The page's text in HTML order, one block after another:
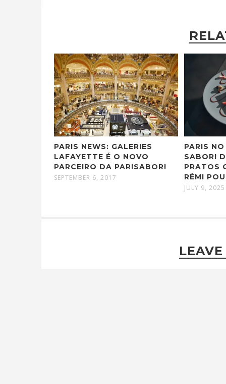
PARIS NEWS: GALERIES
LAFAYETTE É O NOVO
PARCEIRO DA PARISABOR!
SEPTEMBER 6, 2017
PARIS
SABOR!
PRATOS
RÉMI
JULY 9, 2025